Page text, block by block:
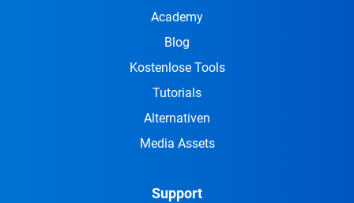
Academy
Blog
Kostenlose Tools
Tutorials
Alternativen
Media Assets
Support